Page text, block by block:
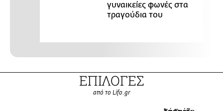
γυναικείες φωνές στα
τραγούδια του
ΕΠΙΛΟΓΕΣ
από το Lifo.gr